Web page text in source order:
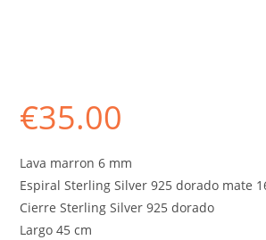
€35.00
Lava marron 6 mm
Espiral Sterling Silver 925 dorado mate
Cierre Sterling Silver 925 dorado
Largo 45 cm